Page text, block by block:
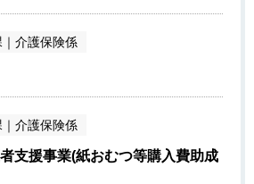
｜ 介護保険係
｜ 介護保険係
支援事業(紙おむつ等購入費助成